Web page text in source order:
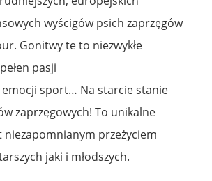
wyścigów psich zaprzęgów
Gonitwy te to niezwykłe
pasji
emocji sport… Na starcie stanie
zaprzęgowych! To unikalne
niezapomnianym przeżyciem
jaki i młodszych.